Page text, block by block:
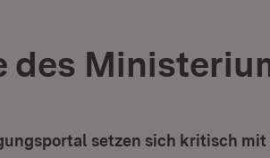
des
setzen sich kritisch mit